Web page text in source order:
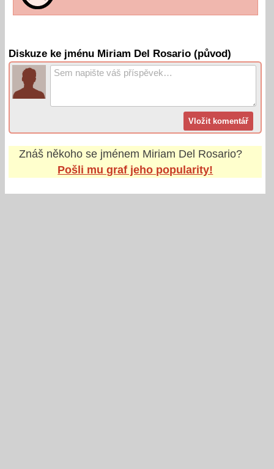
Diskuze ke jménu Miriam Del Rosario (původ)
Znáš někoho se jménem Miriam Del Rosario?
Pošli mu graf jeho popularity!